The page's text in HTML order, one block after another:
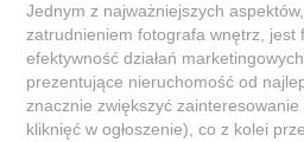
Jednym z najważniejszych
zatrudnieniem fotografa wnętrz, jest
efektywność działań
prezentujące nieruchomość od
znacznie zwiększyć
kliknięć w ogłoszenie), co z kolei